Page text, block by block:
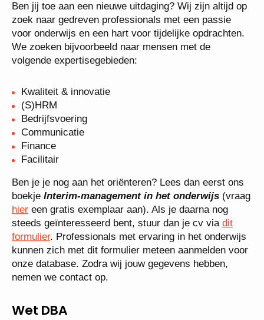
Ben jij toe aan een nieuwe uitdaging? Wij zijn altijd op
zoek naar gedreven professionals met een passie
voor onderwijs en een hart voor tijdelijke opdrachten.
We zoeken bijvoorbeeld naar mensen met de
volgende expertisegebieden:
Kwaliteit & innovatie
(S)HRM
Bedrijfsvoering
Communicatie
Finance
Facilitair
Ben je je nog aan het oriënteren? Lees dan eerst ons
boekje Interim-management in het onderwijs (vraag
hier een gratis exemplaar aan). Als je daarna nog
steeds geïnteresseerd bent, stuur dan je cv via dit
formulier. Professionals met ervaring in het onderwijs
kunnen zich met dit formulier meteen aanmelden voor
onze database. Zodra wij jouw gegevens hebben,
nemen we contact op.
Wet DBA